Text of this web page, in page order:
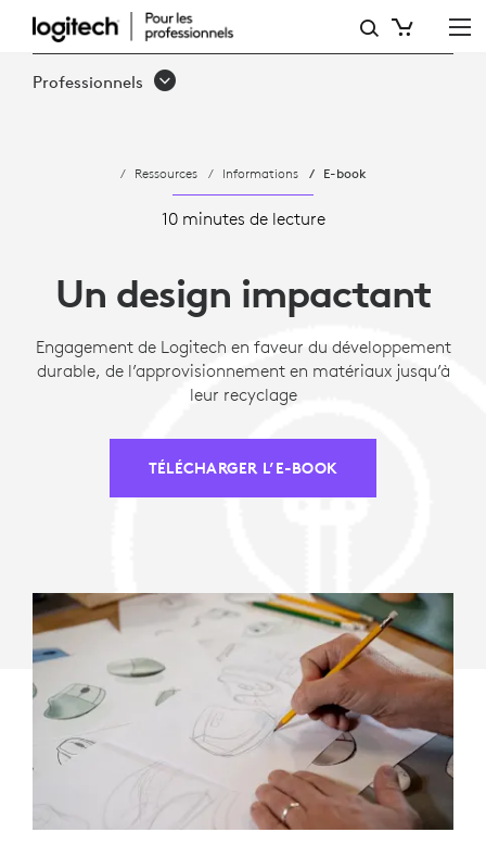
CONCEPTION
EFFICACE,
MATÉRIAUX
RECYCLAGE
Professionnels
Ressources Informations E-book
10 minutes de lecture
Un design impactant
Engagement de Logitech en faveur du développement
durable, de l’approvisionnement en matériaux jusqu’à
leur recyclage
TÉLÉCHARGER L’E-BOOK